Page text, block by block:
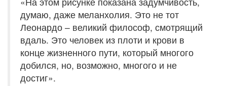
думаю, даже меланхолия. Это не тот
Леонардо – великий философ, смотрящий
вдаль. Это человек из плоти и крови в
конце жизненного пути, который многого
добился, но, возможно, многого и не
достиг».